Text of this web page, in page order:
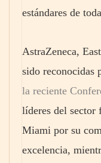
estándares de
AstraZeneca,
sido reconocidas
la reciente
líderes del sector
Miami por su
excelencia,